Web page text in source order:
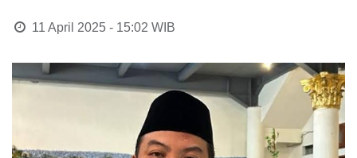
11 April 2025 - 15:02 WIB